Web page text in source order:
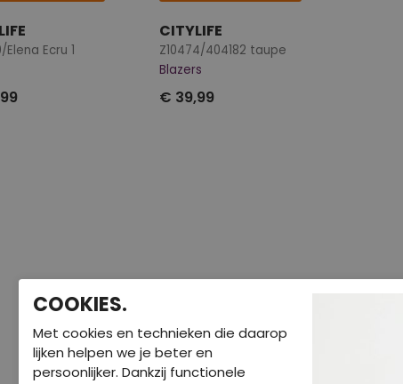
Elena Ecru 1
CITYLIFE
Z10474/404182 taupe
Blazers
€ 39,99
COOKIES.
Met cookies en technieken die daarop
lijken helpen we je beter en
persoonlijker. Dankzij functionele